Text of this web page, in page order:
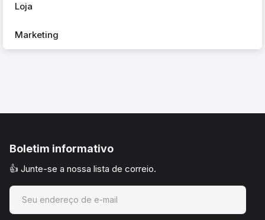
Loja
Marketing
Boletim informativo
👍 Junte-se a nossa lista de correio.